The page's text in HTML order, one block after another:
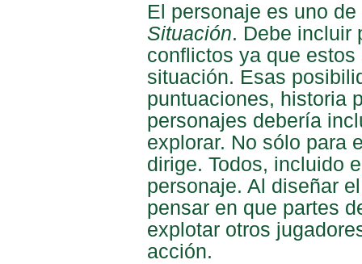
El personaje es uno
Situación. Debe incluir
conflictos ya que
situación. Esas
puntuaciones, historia
personajes debería
explorar. No sólo para
dirige. Todos, incluido
personaje. Al diseñar
pensar en que partes
explotar otros
acción.